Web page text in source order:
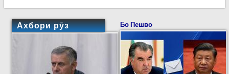
Ахбори рӯз Бо Пешво